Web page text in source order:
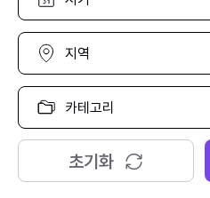
선
택
지
선
택
카
고
리
택
초기화